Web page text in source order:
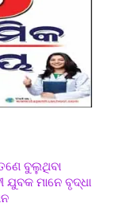
ବୁଲୁଥିବା
ଯୁବକ ମାନେ ବୃଦ୍ଧା